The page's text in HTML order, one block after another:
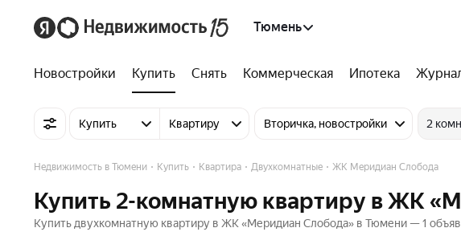
Тюмень
Новостройки Купить Снять Коммерческая Ипотека
Купить Квартиру Вторичка, новостройки 2
Недвижимость в Тюмени Купить Квартира Двухкомнатные ЖК Меридиан Слобода
Купить 2-комнатную квартиру в ЖК
Купить двухкомнатную квартиру в ЖК «Меридиан Слобода» в Тюмени — 1